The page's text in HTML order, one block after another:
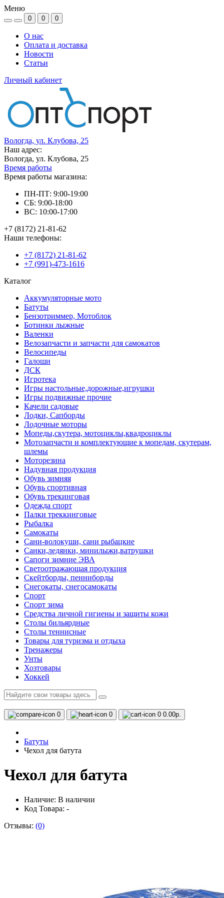
Меню
0 0 0
О нас
Оплата и доставка
Новости
Статьи
Личный кабинет
Вологда, ул. Клубова, 25
Наш адрес:
Вологда, ул. Клубова, 25
Время работы
Время работы магазина:
ПН-ПТ: 9:00-19:00
СБ: 9:00-18:00
ВС: 10:00-17:00
+7 (8172) 21-81-62
Наши телефоны:
+7 (8172) 21-81-62
+7 (991)-473-1616
Каталог
Аккумуляторные мото
Батуты
Бензотриммер, Мотоблок
Ботинки лыжные
Валенки
Велозапчасти и запчасти для самокатов
Велосипеды
Галоши
ДСК
Игротека
Игры настольные,дорожные,игрушки
Игры подвижные прочие
Качели садовые
Лодки, Сапборды
Лодочные моторы
Мопеды,скутера, мотоциклы,квадроциклы
Мотозапчасти и комплектующие к мопедам, скутерам,
шлемы
Моторезина
Надувная продукция
Обувь зимняя
Обувь спортивная
Обувь трекинговая
Одежда спорт
Палки треккинговые
Рыбалка
Самокаты
Сани-волокуши, сани рыбацкие
Санки,ледянки, минилыжи,ватрушки
Сапоги зимние ЭВА
Светоотражающая продукция
Скейтборды, пенниборды
Снегокаты, снегосамокаты
Спорт
Спорт зима
Средства личной гигиены и защиты кожи
Столы бильярдные
Столы теннисные
Товары для туризма и отдыха
Тренажеры
Унты
Хозтовары
Хоккей
0 0 0 0.00р.
Батуты
Чехол для батута
Чехол для батута
Наличие: В наличии
Код Товара: -
Отзывы: (0)